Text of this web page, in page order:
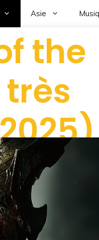
Asie
the